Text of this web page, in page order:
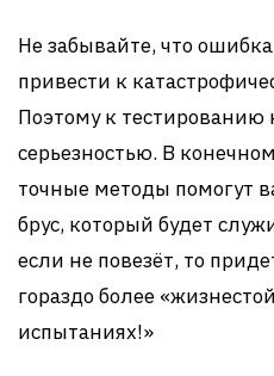
Не забывайте, что
привести к
Поэтому к тестированию
серьезностью. В
точные методы помогут
брус, который будет
если не повезёт, то
гораздо более
испытаниях!»